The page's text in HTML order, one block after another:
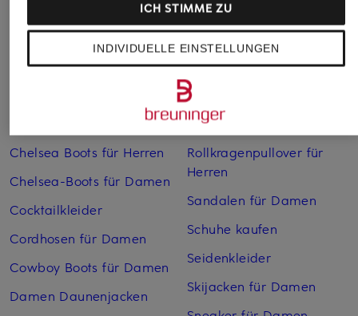
Bikinis Damen
Boots für Damen
Cabanjacken für Damen
Chelsea Boots für Herren
Chelsea-Boots für Damen
Cocktailkleider
Cordhosen für Damen
Cowboy Boots für Damen
Damen Daunenjacken
Lange Ballkleider
Lederjacken für Damen
Mäntel für Damen
Parkas für Herren
Pullover für Damen
Rollkragenpullover für
Herren
Sandalen für Damen
Schuhe kaufen
Seidenkleider
Skijacken für Damen
INDIVIDUELLE EINSTELLUNGEN
ICH STIMME ZU